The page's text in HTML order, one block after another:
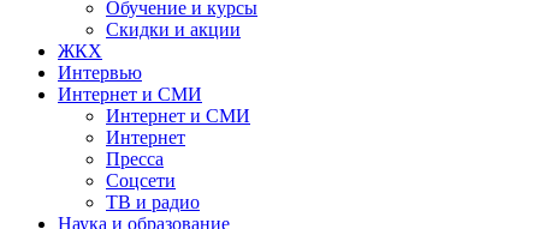
Обучение и курсы
Скидки и акции
ЖКХ
Интервью
Интернет и СМИ
Интернет и СМИ
Интернет
Пресса
Соцсети
ТВ и радио
Наука и образование